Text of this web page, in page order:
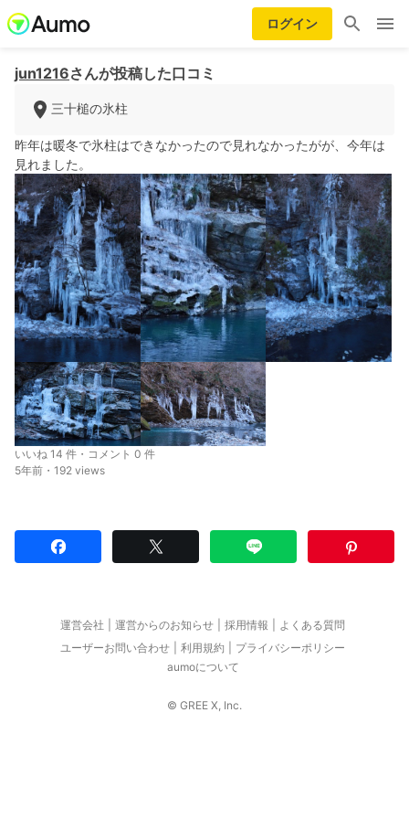
ログイン
jun1216さんが投稿した口コミ
三十槌の氷柱
昨年は暖冬で氷柱はできなかったので見れなかったがが、今年は
見れました。
いいね 14 件・コメント 0 件
5年前・192 views
運営会社 運営からのお知らせ 採用情報
よくある質問
ユーザーお問い合わせ
利用規約
プライバシーポリシー
aumoについて
© GREE X, Inc.